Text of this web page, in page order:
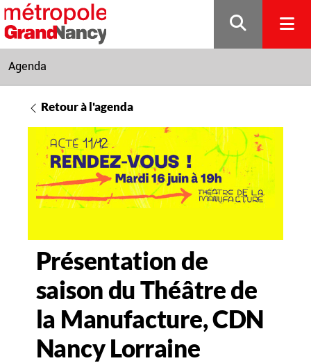
Gestion de vos préférences sur les cookies
Agenda
Retour à l'agenda
Présentation de
saison du Théâtre de
la Manufacture, CDN
Nancy Lorraine